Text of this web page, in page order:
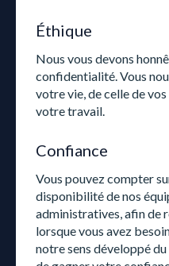
Éthique
Nous vous devons
confidentialité. Vous
votre vie, de celle de
votre travail.
Confiance
Vous pouvez compter
disponibilité de nos
administratives, afin de
lorsque vous avez
notre sens développé